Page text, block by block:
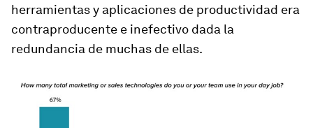
herramientas y aplicaciones de productividad era
contraproducente e inefectivo dada la
redundancia de muchas de ellas.